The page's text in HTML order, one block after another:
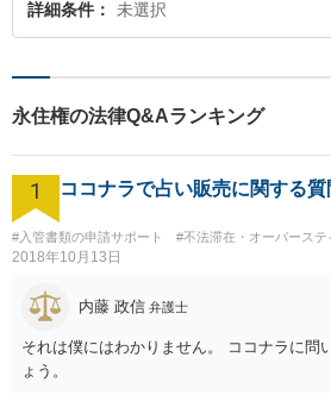
詳細条件 未選択
永住権の法律Q&Aランキング
1 ココナラで占い販売に関する質
#入管書類の申請サポート #不法滞在・オーバーステ
2018年10月13日
内藤 政信 弁護士
それは僕にはわかりません。 ココナラに問
ょう。